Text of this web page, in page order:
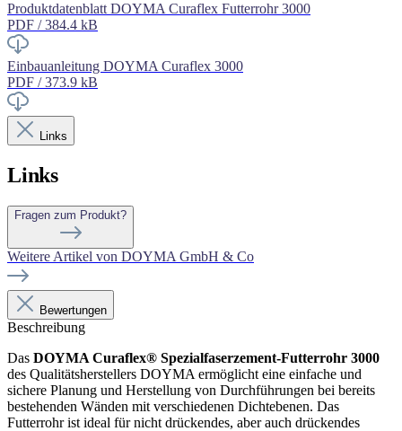
Produktdatenblatt DOYMA Curaflex Futterrohr 3000
PDF / 384.4 kB
Einbauanleitung DOYMA Curaflex 3000
PDF / 373.9 kB
Links
Links
Fragen zum Produkt?
Weitere Artikel von DOYMA GmbH & Co
Bewertungen
Beschreibung
Das DOYMA Curaflex® Spezialfaserzement-Futterrohr 3000
des Qualitätsherstellers DOYMA ermöglicht eine einfache und
sichere Planung und Herstellung von Durchführungen bei bereits
bestehenden Wänden mit verschiedenen Dichtebenen. Das
Futterrohr ist ideal für nicht drückendes, aber auch drückendes